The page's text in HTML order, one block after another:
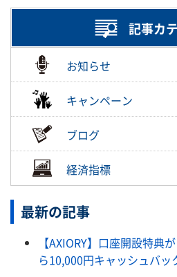
記事カ
お知らせ
キャンペーン
ブログ
経済指標
最新の記事
【AXIORY】口座開設特典
ら10,000円キャッシュバッ